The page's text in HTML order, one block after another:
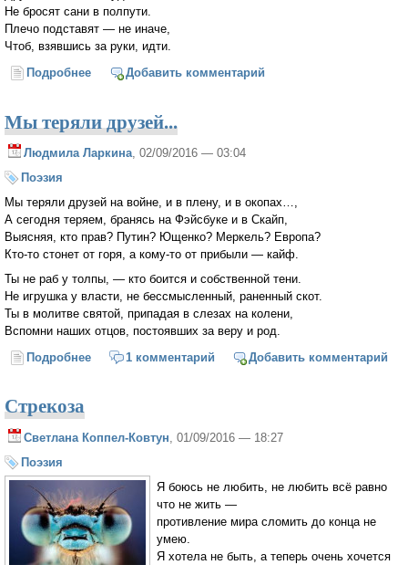
Не бросят сани в полпути.
Плечо подставят — не иначе,
Чтоб, взявшись за руки, идти.
Подробнее о С годами дружба не ржавеет
Добавить комментарий
Мы теряли друзей...
Людмила Ларкина, 02/09/2016 — 03:04
Поэзия
Мы теряли друзей на войне, и в плену, и в окопах…,
А сегодня теряем, бранясь на Фэйсбуке и в Скайп,
Выясняя, кто прав? Путин? Ющенко? Меркель? Европа?
Кто-то стонет от горя, а кому-то от прибыли — кайф.
Ты не раб у толпы, — кто боится и собственной тени.
Не игрушка у власти, не бессмысленный, раненный скот.
Ты в молитве святой, припадая в слезах на колени,
Вспомни наших отцов, постоявших за веру и род.
Подробнее о Мы теряли друзей...
1 комментарий Добавить комментарий
Стрекоза
Светлана Коппел-Ковтун, 01/09/2016 — 18:27
Поэзия
Я боюсь не любить, не любить всё равно
что не жить —
противление мира сломить до конца не
умею.
Я хотела не быть, а теперь очень хочется